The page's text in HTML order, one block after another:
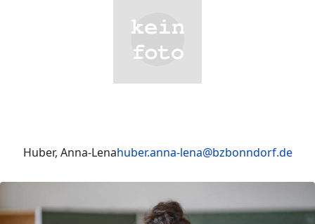
Huber, Anna-Lenahuber.anna-lena@bzbonndorf.de